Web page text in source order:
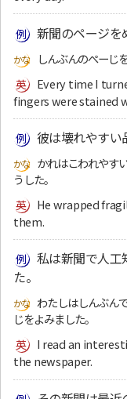
新聞のページを
しんぶんのぺーじ
Every time I
fingers were stained
彼は壊れやすい
かれはこわれやす
うした。
He wrapped
them.
私は新聞で人工
た。
わたしはしんぶん
じをよみました。
I read an
the newspaper.